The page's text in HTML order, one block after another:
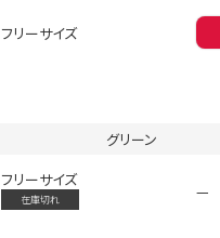
会員登録でいつでもお得に
フリーサイズ
グリーン
フリーサイズ
在庫切れ —